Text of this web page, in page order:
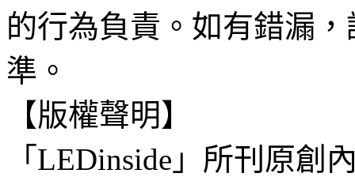
的行為負責。如有錯漏
準。
【版權聲明】
「LEDinside」所刊原創